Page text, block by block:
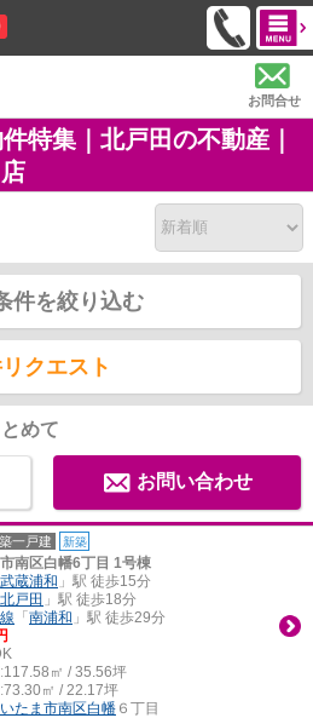
お問合せ
特集｜北戸田の不動産｜
件を絞り込む
クエスト
めて
お問い合わせ
一戸建 新築
南区白幡6丁目 1号棟
武蔵浦和 」駅 徒歩15分
北戸田 」駅 徒歩18分
「 南浦和 」駅 徒歩29分
117.58㎡ / 35.56坪
73.30㎡ / 22.17坪
たま市南区白幡 ６丁目